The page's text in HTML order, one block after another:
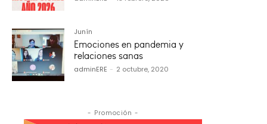
Junín
Emociones en pandemia y
relaciones sanas
adminERE - 2 octubre, 2020
- Promoción -